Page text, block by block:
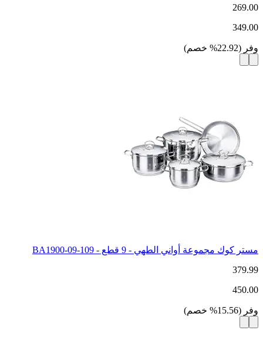
269.00
349.00
وفر (
22.92
% خصم)
مستر كوك مجموعة أواني الطهي - 9 قطع - 109-09-BA1900
379.99
450.00
وفر (
15.56
% خصم)